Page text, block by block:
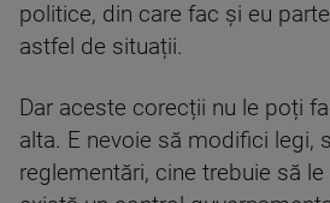
politice, din care fac și eu
astfel de situații.
Dar aceste corecții nu le poți
alta. E nevoie să modifici legi,
reglementări, cine trebuie să